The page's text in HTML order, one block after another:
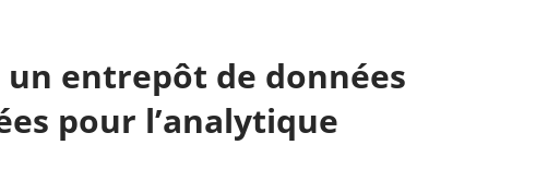
un entrepôt de données
pour l’analytique